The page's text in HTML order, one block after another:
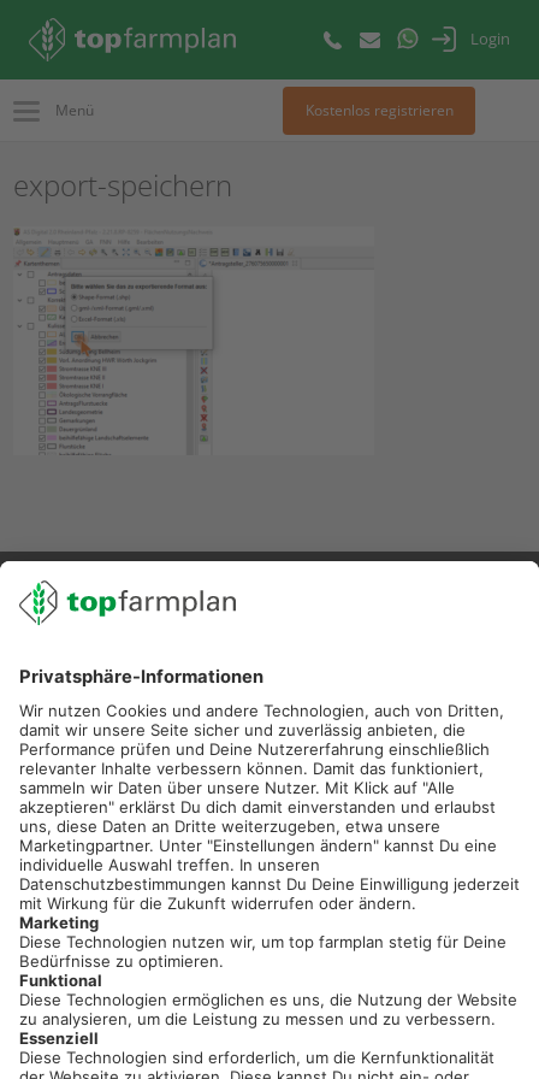
Login
Menü Kostenlos registrieren
export-speichern
02501 801 44 84
service@topfarmplan.de
Sei immer auf dem Laufenden!
Neue Features, spannende Tipps und hilfreiche Anleitungen!
Registriere dich kostenlos!